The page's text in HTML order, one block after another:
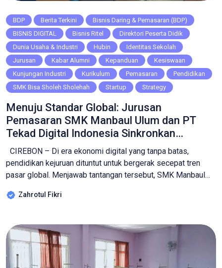
BDP Berita Terkini
Bisnis Daring & Pemasaran (BDP)
BISNIS DIGITAL
Bisnis Ritel
Direktori Peserta Didik
Dunia Usaha & Industri
Hubin
Identitas Sekolah
Jurusan
Kabar Alumni Kepanduan
Kesiswaan
Kunjungan Industri
Kurikulum Pemasaran
Pendidikan
SMK Bisa Sholeh Sholehah
Startup Strategy
Menuju Standar Global: Jurusan
Pemasaran SMK Manbaul Ulum dan PT
Tekad Digital Indonesia Sinkronkan
Kurikulum Bisnis Digital
CIREBON – Di era ekonomi digital yang tanpa batas,
pendidikan kejuruan dituntut untuk bergerak secepat tren
pasar global. Menjawab tantangan tersebut, SMK Manbaul
Kurikulum Bisnis Digital (Jurusan Pemasaran) bersama mitra
(11/09/2025). ​Langkah ini bukan sekadar pertemuan rutin,
melainkan upaya serius sekolah […]
Zahrotul Fikri